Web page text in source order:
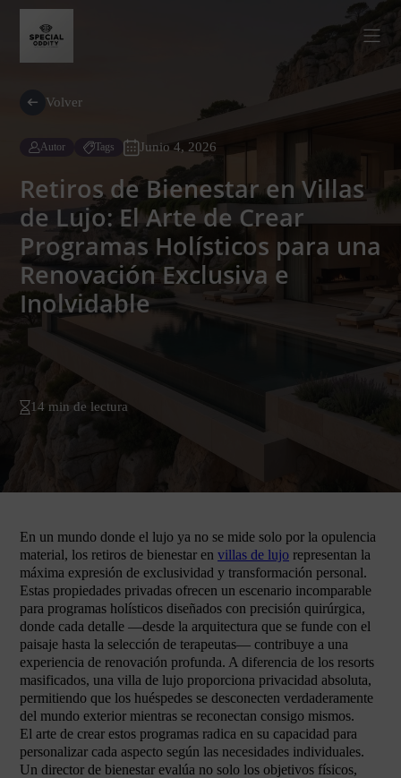
Volver
Autor Tags Junio 4, 2026
Retiros de Bienestar en Villas
de Lujo: El Arte de Crear
Programas Holísticos para una
Renovación Exclusiva e
Inolvidable
14 min de lectura
En un mundo donde el lujo ya no se mide solo por la opulencia
material, los retiros de bienestar en villas de lujo representan la
máxima expresión de exclusividad y transformación personal.
Estas propiedades privadas ofrecen un escenario incomparable
para programas holísticos diseñados con precisión quirúrgica,
donde cada detalle —desde la arquitectura que se funde con el
paisaje hasta la selección de terapeutas— contribuye a una
experiencia de renovación profunda. A diferencia de los resorts
masificados, una villa de lujo proporciona privacidad absoluta,
permitiendo que los huéspedes se desconecten verdaderamente
del mundo exterior mientras se reconectan consigo mismos.
El arte de crear estos programas radica en su capacidad para
personalizar cada aspecto según las necesidades individuales.
Un director de bienestar evalúa no solo los objetivos físicos,